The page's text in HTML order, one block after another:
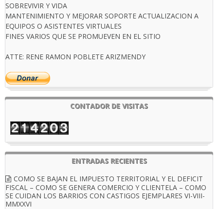
SOBREVIVIR Y VIDA
MANTENIMIENTO Y MEJORAR SOPORTE ACTUALIZACION A
EQUIPOS O ASISTENTES VIRTUALES
FINES VARIOS QUE SE PROMUEVEN EN EL SITIO
ATTE: RENE RAMON POBLETE ARIZMENDY
CONTADOR DE VISITAS
ENTRADAS RECIENTES
COMO SE BAJAN EL IMPUESTO TERRITORIAL Y EL DEFICIT
FISCAL – COMO SE GENERA COMERCIO Y CLIENTELA – COMO
SE CUIDAN LOS BARRIOS CON CASTIGOS EJEMPLARES VI-VIII-
MMXXVI